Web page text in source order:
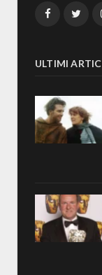
Facebook
ULTIMI